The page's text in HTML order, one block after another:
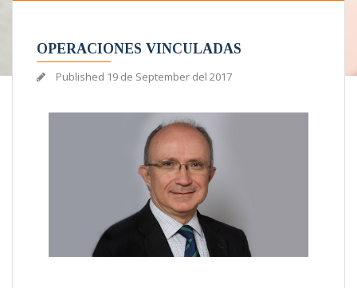
OPERACIONES VINCULADAS
Published 19 de September del 2017